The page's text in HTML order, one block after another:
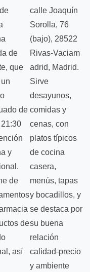
de
que
de
y
de
de
así
calle Joaquín
Sorolla, 76
(bajo), 28522
Rivas‑Vaciam
adrid, Madrid.
Sirve
desayunos,
comidas y
cenas, con
platos típicos
de cocina
casera,
menús, tapas
y bocadillos, y
se destaca por
su buena
relación
calidad‑precio
y ambiente